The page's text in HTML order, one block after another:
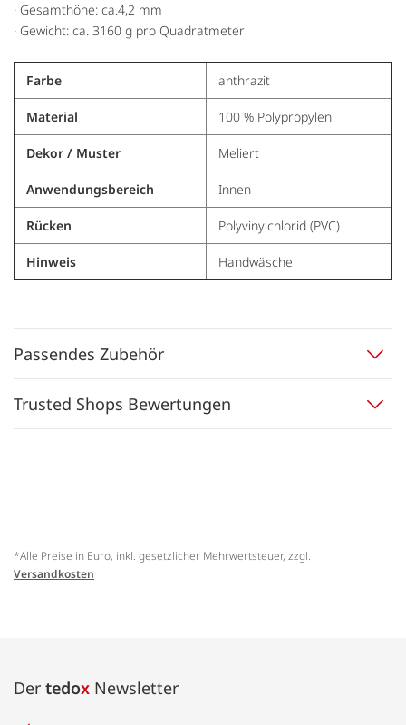
· Gesamthöhe: ca.4,2 mm
· Gewicht: ca. 3160 g pro Quadratmeter
Farbe anthrazit
Material 100 % Polypropylen
Dekor / Muster Meliert
Anwendungsbereich Innen
Rücken Polyvinylchlorid (PVC)
Hinweis Handwäsche
Passendes Zubehör
Trusted Shops Bewertungen
*Alle Preise in Euro, inkl. gesetzlicher Mehrwertsteuer, zzgl.
Versandkosten
Der tedox Newsletter